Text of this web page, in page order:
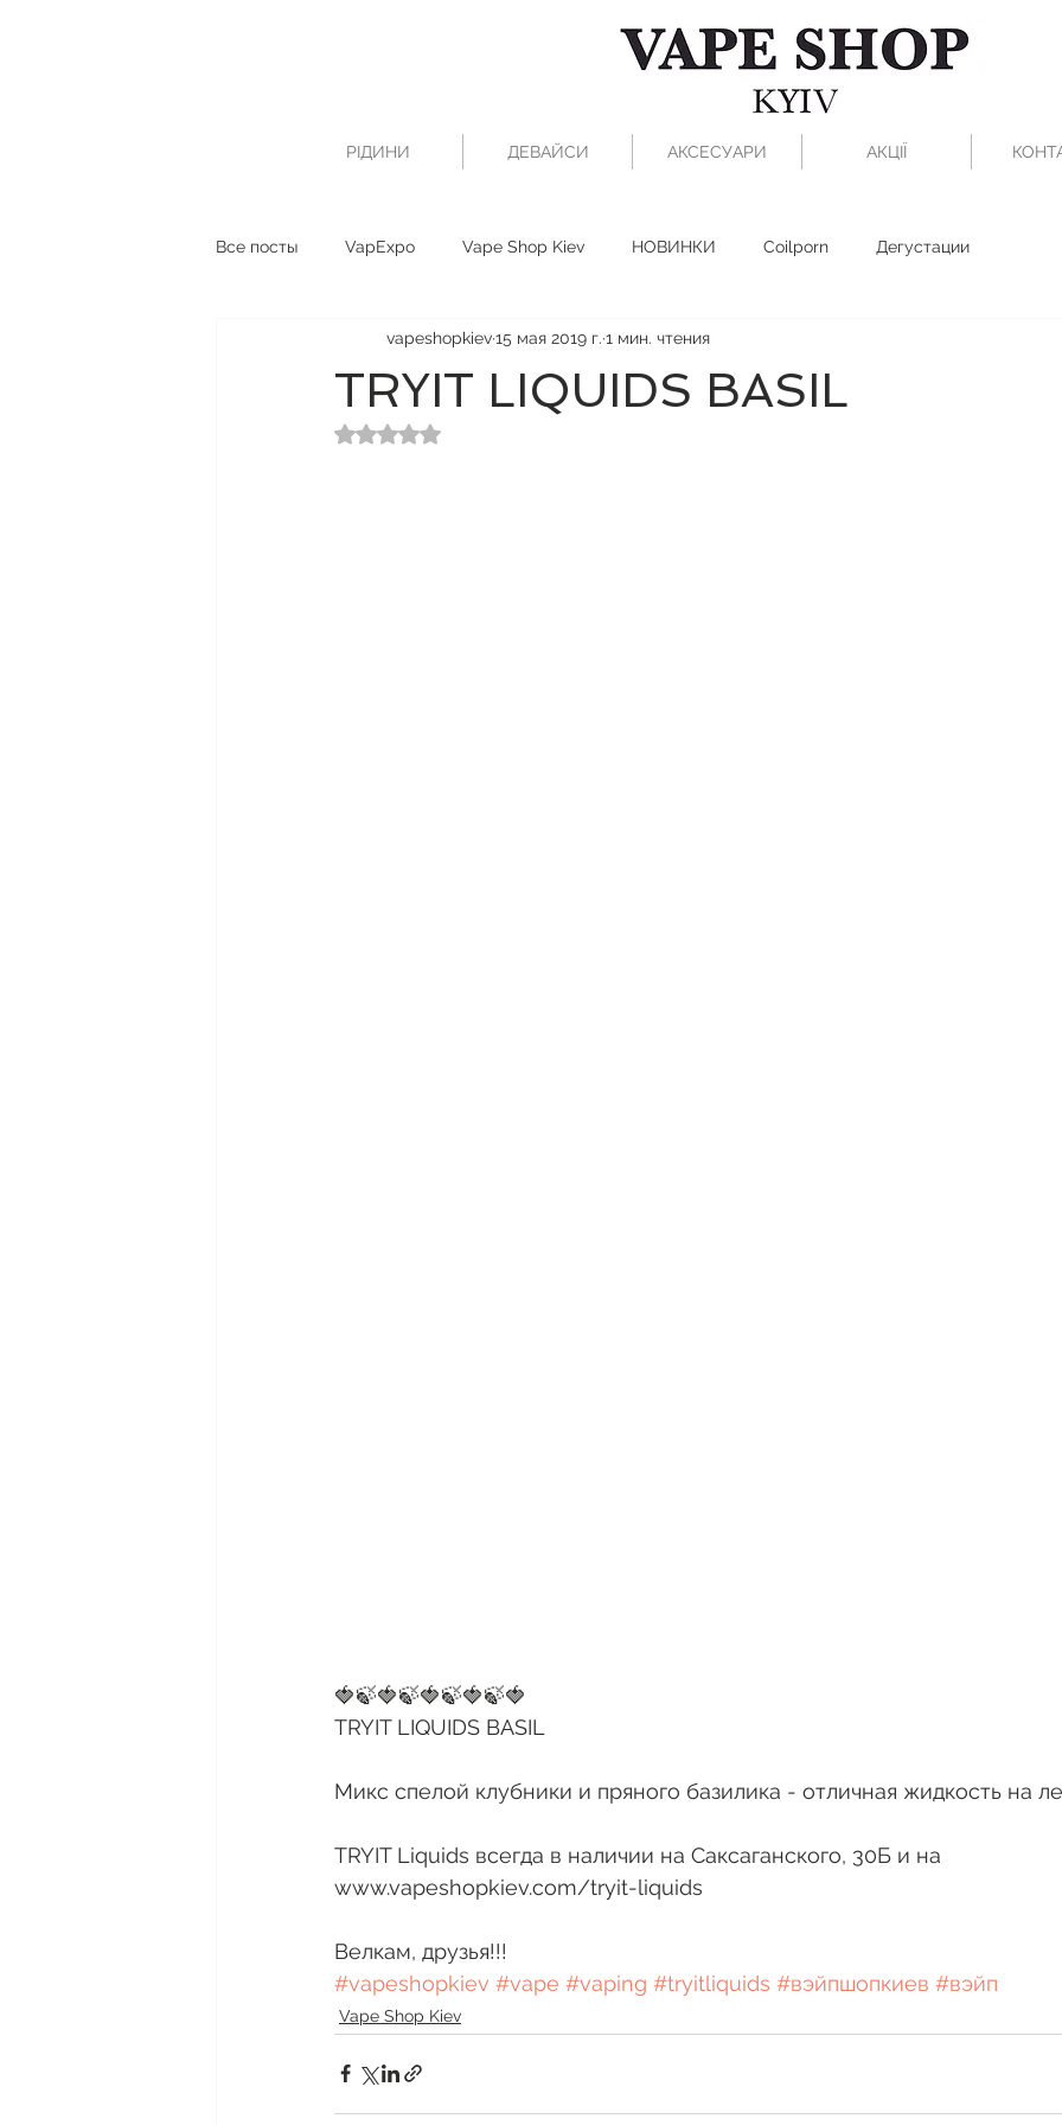
РІДИНИ ДЕВАЙСИ АКСЕСУАРИ АКЦІЇ
Все посты VapExpo Vape Shop Kiev НОВИНКИ Coilporn Дегустации
TRYIT LIQUIDS BASIL
vapeshopkiev15 мая 2019 г. 1 мин. чтения
Оценка: не число из 5 звезд.
🍓🍃🍓🍃🍓🍃🍓🍃🍓
TRYIT LIQUIDS BASIL
Микс спелой клубники и пряного базилика - отличная жидкость на
TRYIT Liquids всегда в наличии на Саксаганского, 30Б и на
www.vapeshopkiev.com/tryit-liquids
Велкам, друзья!!!
#vapeshopkiev #vape #vaping #tryitliquids #вэйпшопкиев #вэйп
Vape Shop Kiev